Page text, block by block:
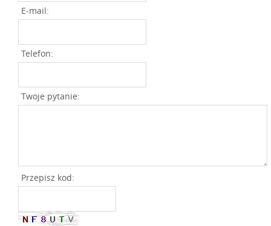
E-mail:
Telefon:
Twoje pytanie:
Przepisz kod: